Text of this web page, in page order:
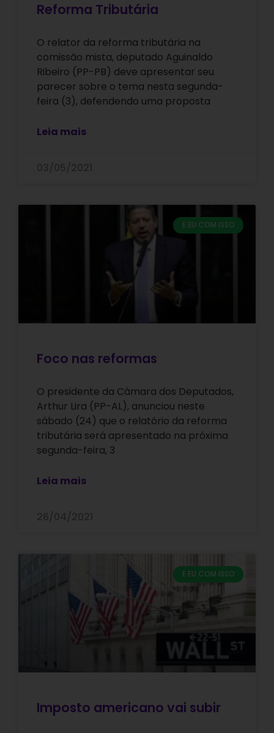
Reforma Tributária
O relator da reforma tributária na
comissão mista, deputado Aguinaldo
Ribeiro (PP-PB) deve apresentar seu
parecer sobre o tema nesta segunda-
feira (3), defendendo uma proposta
Leia mais
E EU COM ISSO
Foco nas reformas
O presidente da Câmara dos Deputados,
Arthur Lira (PP-AL), anunciou neste
sábado (24) que o relatório da reforma
tributária será apresentado na próxima
segunda-feira, 3
Leia mais
E EU COM ISSO
Imposto americano vai subir